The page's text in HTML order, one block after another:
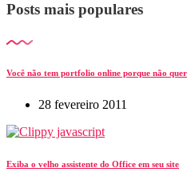
Posts mais populares
Você não tem portfolio online porque não quer
28 fevereiro 2011
Exiba o velho assistente do Office em seu site